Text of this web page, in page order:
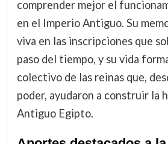
comprender mejor el
en el Imperio Antiguo. Su
viva en las inscripciones que
paso del tiempo, y su vida
colectivo de las reinas que,
poder, ayudaron a construir la
Antiguo Egipto.